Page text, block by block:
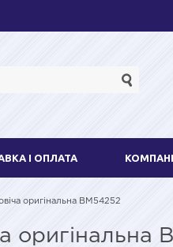
І ОПЛАТА
оригінальна BM54252
оригінальна